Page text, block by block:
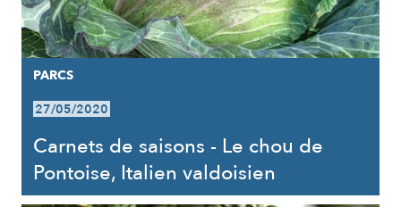
PARCS
27/05/2020
Carnets de saisons - Le chou de
Pontoise, Italien valdoisien